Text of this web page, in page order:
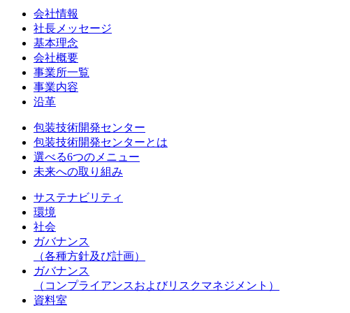
会社情報
社長メッセージ
基本理念
会社概要
事業所一覧
事業内容
沿革
包装技術開発センター
包装技術開発センターとは
選べる6つのメニュー
未来への取り組み
サステナビリティ
環境
社会
ガバナンス
（各種方針及び計画）
ガバナンス
（コンプライアンスおよびリスクマネジメント）
資料室